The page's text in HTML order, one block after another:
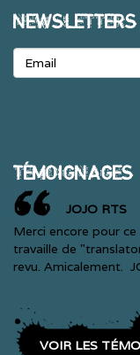
NEWSLETTERS
TÉMOIGNAGES
JOJO RTS
Merci encore pour
travaille de
revu. Amicalement.
VOIR LES